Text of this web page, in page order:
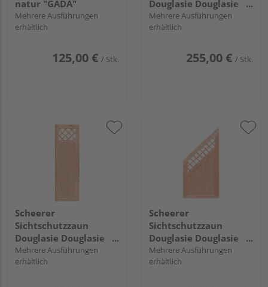
natur "GADA"
Mehrere Ausführungen
erhältlich
125,00 € / Stk.
Douglasie Douglasie
natur unbehandelt
"Ilmenau"
Mehrere Ausführungen
erhältlich
255,00 € / Stk.
Scheerer
Sichtschutzzaun
Douglasie Douglasie
natur unbehandelt
"Ilmenau"
Mehrere Ausführungen
erhältlich
Scheerer
Sichtschutzzaun
Douglasie Douglasie
natur unbehandelt
"Ilmenau"
Mehrere Ausführungen
erhältlich